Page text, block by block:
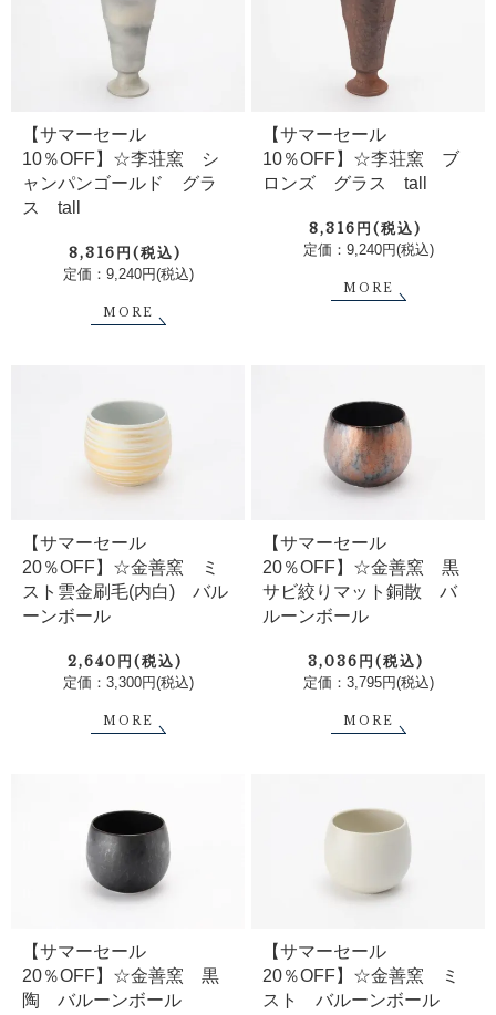
【サマーセール
10％OFF】☆李荘窯 シ
ャンパンゴールド グラ
ス tall
8,316円(税込)
定価：9,240円(税込)
MORE
【サマーセール
10％OFF】☆李荘窯 ブ
ロンズ グラス tall
8,316円(税込)
定価：9,240円(税込)
MORE
【サマーセール
20％OFF】☆金善窯 ミ
スト雲金刷毛(内白) バル
ーンボール
2,640円(税込)
定価：3,300円(税込)
MORE
【サマーセール
20％OFF】☆金善窯 黒
サビ絞りマット銅散 バ
ルーンボール
3,036円(税込)
定価：3,795円(税込)
MORE
【サマーセール
20％OFF】☆金善窯 黒
陶 バルーンボール
【サマーセール
20％OFF】☆金善窯 ミ
スト バルーンボール